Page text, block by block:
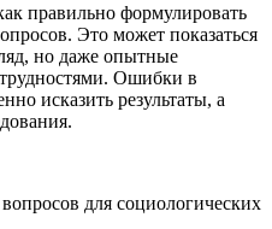
правильно формулировать
Это может показаться
но даже опытные
трудностями. Ошибки в
исказить результаты, а